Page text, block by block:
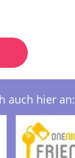
auch hier an: